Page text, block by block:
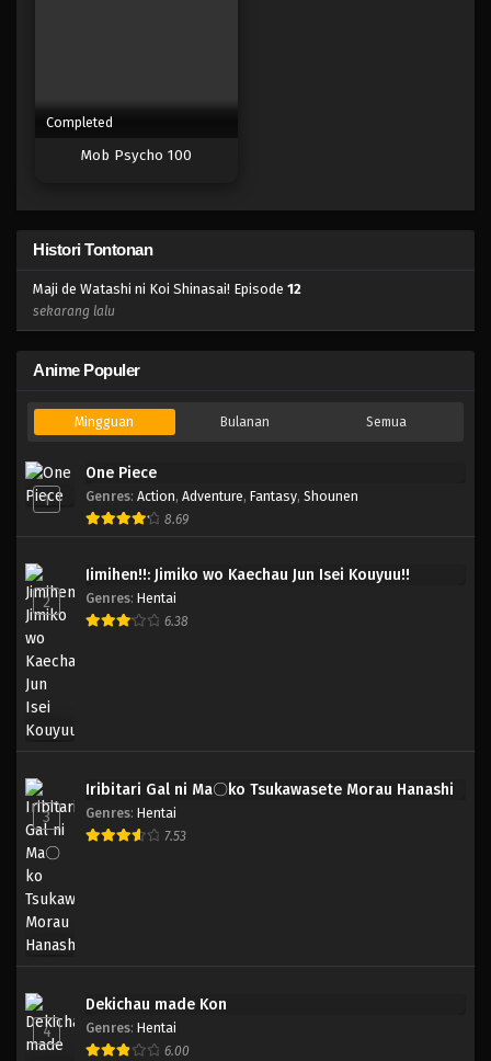
Completed
Mob Psycho 100
Histori Tontonan
Maji de Watashi ni Koi Shinasai! Episode 12
sekarang lalu
Anime Populer
Mingguan Bulanan Semua
1
One Piece
Genres: Action, Adventure, Fantasy, Shounen
8.69
2
Jimihen!!: Jimiko wo Kaechau Jun Isei Kouyuu!!
Genres: Hentai
6.38
3
Iribitari Gal ni Ma〇ko Tsukawasete Morau Hanashi
Genres: Hentai
7.53
4
Dekichau made Kon
Genres: Hentai
6.00